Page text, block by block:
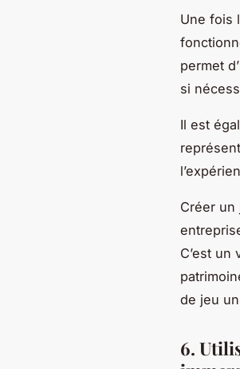
Une fois
permet
si
Il est
Créer un
C’est
de jeu
6.